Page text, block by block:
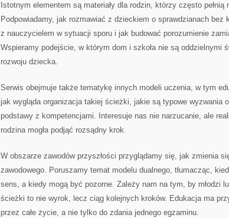
Istotnym elementem są materiały dla rodzin, którzy często pełnią
Podpowiadamy, jak rozmawiać z dzieckiem o sprawdzianach bez
z nauczycielem w sytuacji sporu i jak budować porozumienie
Wspieramy podejście, w którym dom i szkoła nie są oddzielnymi
rozwoju dziecka.
Serwis obejmuje także tematykę innych modeli uczenia, w tym
jak wygląda organizacja takiej ścieżki, jakie są typowe wyzwania
podstawy z kompetencjami. Interesuje nas nie narzucanie, ale
rodzina mogła podjąć rozsądny krok.
W obszarze zawodów przyszłości przyglądamy się, jak zmienia
zawodowego. Poruszamy temat modelu dualnego, tłumacząc,
sens, a kiedy mogą być pozorne. Zależy nam na tym, by młodzi
ścieżki to nie wyrok, lecz ciąg kolejnych kroków. Edukacja ma
przez całe życie, a nie tylko do zdania jednego egzaminu.